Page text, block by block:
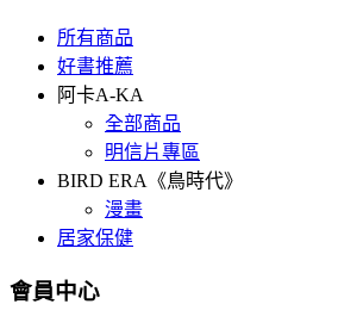
所有商品
好書推薦
阿卡A-KA
全部商品
明信片專區
BIRD ERA《鳥時代》
漫畫
居家保健
會員中心